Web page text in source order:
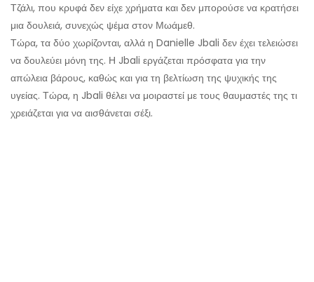
Τζάλι, που κρυφά δεν είχε χρήματα και δεν μπορούσε να κρατήσει
μια δουλειά, συνεχώς ψέμα στον Μωάμεθ.
Τώρα, τα δύο χωρίζονται, αλλά η Danielle Jbali δεν έχει τελειώσει
να δουλεύει μόνη της. Η Jbali εργάζεται πρόσφατα για την
απώλεια βάρους, καθώς και για τη βελτίωση της ψυχικής της
υγείας. Τώρα, η Jbali θέλει να μοιραστεί με τους θαυμαστές της τι
χρειάζεται για να αισθάνεται σέξι.